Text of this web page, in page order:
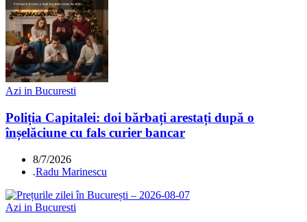
Azi in Bucuresti
Poliția Capitalei: doi bărbați arestați după o
înșelăciune cu fals curier bancar
8/7/2026
.Radu Marinescu
Azi in Bucuresti